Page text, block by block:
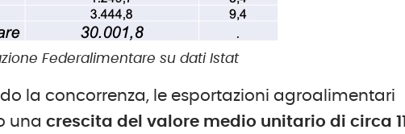
Federalimentare su dati Istat
la concorrenza, le esportazioni agroalimentari
unacrescita del valore medio unitario di circa